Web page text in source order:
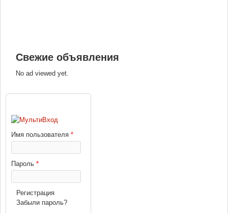
Свежие объявления
No ad viewed yet.
Имя пользователя *
Пароль *
Регистрация
Забыли пароль?